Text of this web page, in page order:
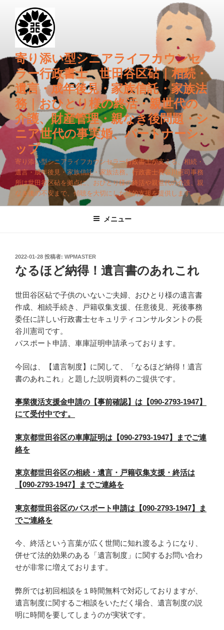
キ
プ
寄り添い型シニアライフカウンセ
ラー行政書士 世田谷区砧｜相続・
遺言・成年後見・家族信託・家族法
務｜おひとり様の終活・親世代の
介護、財産管理・親なき後問題・シ
ニア世代の事実婚、パートナーシ
ップ
寄り添い型シニアライフカウンセラー行政書士が支える、相続・
遺言・成年後見・家族信託・家族法務。行政書士長谷川憲司事務
所は世田谷区砧を拠点に、おひとり様の終活や親世代の介護、親
なき後の不安まで、傾聴を大切にした法的支援を提供します。
メニュー
投
稿
日:
2022-01-28 投稿者: WPMASTER
なるほど納得！遺言書のあれこれ
世田谷区砧で子供のいないご夫婦、おひとり様の遺言書
作成、相続手続き、戸籍収集支援、任意後見、死後事務
委任に詳しい行政書士セキュリティコンサルタントの長
谷川憲司です。
パスポート申請、車庫証明申請承っております。
今回は、【遺言制度】に関して、「なるほど納得！遺言
書のあれこれ」と題した説明資料のご提供です。
事業復活支援金申請の【事前確認】は【090-2793-1947】
にて受付中です。
東京都世田谷区の車庫証明は【090-2793-1947】までご連
絡を
東京都世田谷区の相続・遺言・戸籍収集支援・終活は
【090-2793-1947】までご連絡を
東京都世田谷区のパスポート申請は【090-2793-1947】ま
でご連絡を
今、終活という言葉が広く世間に知れ渡るようになり、
併せて法的効果のある「遺言制度」に関するお問い合わ
せが非常に増えております。
弊所では初回相談を１時間無料で対応しておりますが、
遺言制度に関するご相談をいただく場合、遺言制度の説
明に時間を要してしまうのが実状です。